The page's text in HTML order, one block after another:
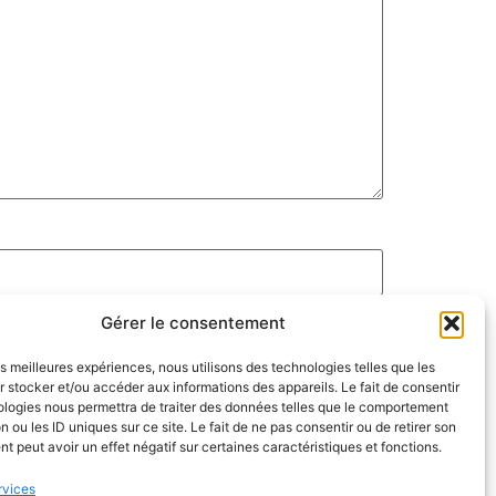
Gérer le consentement
meilleures expériences, nous utilisons des technologies telles que les
stocker et/ou accéder aux informations des appareils. Le fait de consentir
nous permettra de traiter des données telles que le comportement
ou les ID uniques sur ce site. Le fait de ne pas consentir ou de retirer son
peut avoir un effet négatif sur certaines caractéristiques et fonctions.